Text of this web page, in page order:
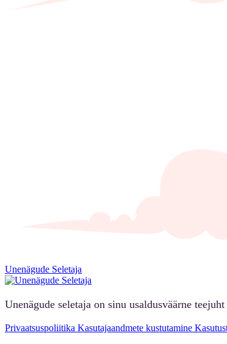
Unenägude Seletaja
Unenägude seletaja on sinu usaldusväärne
Privaatsuspoliitika Kasutajaandmete kustutamine